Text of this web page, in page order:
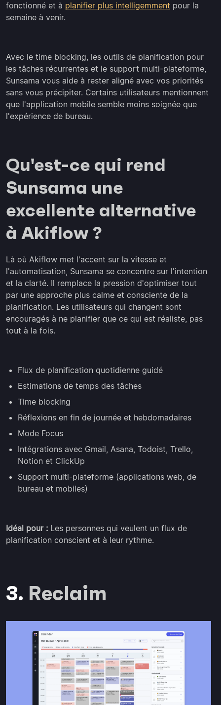
fonctionné et à planifier plus intelligemment pour la
semaine à venir.
Avec le time blocking, les outils de planification pour
les tâches récurrentes et le support multi-plateforme,
Sunsama vous aide à rester aligné avec vos priorités
sans vous précipiter. Certains utilisateurs mentionnent
que l'application mobile semble moins soignée que
l'expérience de bureau.
Qu'est-ce qui rend
Sunsama une
excellente alternative
à Akiflow ?
Là où Akiflow met l'accent sur la vitesse et
l'automatisation, Sunsama se concentre sur l'intention
et la clarté. Il remplace la pression d'optimiser tout
par une approche plus calme et consciente de la
planification. Les utilisateurs qui changent sont
encouragés à ne planifier que ce qui est réaliste, pas
tout à la fois.
Flux de planification quotidienne guidé
Estimations de temps des tâches
Time blocking
Réflexions en fin de journée et hebdomadaires
Mode Focus
Intégrations avec Gmail, Asana, Todoist, Trello,
Notion et ClickUp
Support multi-plateforme (applications web, de
bureau et mobiles)
Idéal pour : Les personnes qui veulent un flux de
planification conscient et à leur rythme.
3. Reclaim